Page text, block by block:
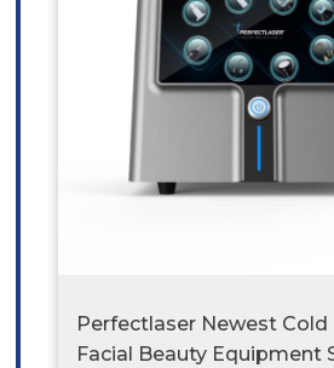
Perfectlaser Newest Cold
Facial Beauty Equipment